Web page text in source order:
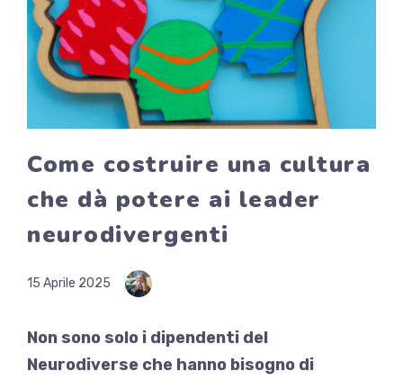
Come costruire una cultura
che dà potere ai leader
neurodivergenti
15 Aprile 2025
Non sono solo i dipendenti del
Neurodiverse che hanno bisogno di